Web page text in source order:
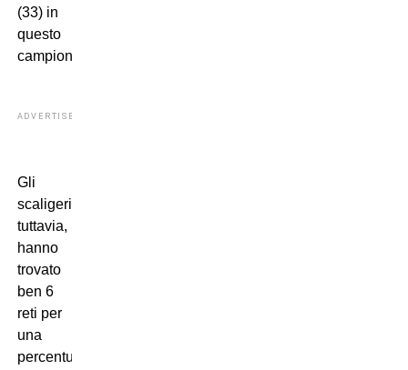
(33) in
questo
campionato.
ADVERTISEMENT
Gli
scaligeri,
tuttavia,
hanno
trovato
ben 6
reti per
una
percentuale